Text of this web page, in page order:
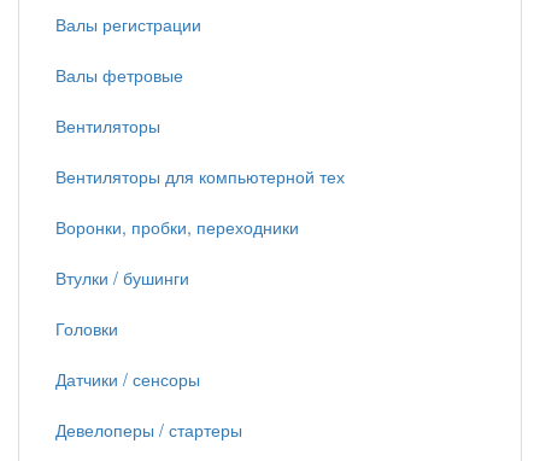
Валы регистрации
Валы фетровые
Вентиляторы
Вентиляторы для компьютерной тех
Воронки, пробки, переходники
Втулки / бушинги
Головки
Датчики / сенсоры
Девелоперы / стартеры